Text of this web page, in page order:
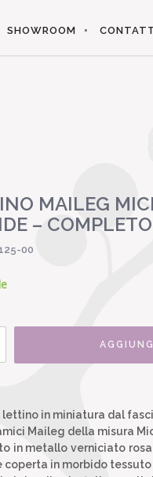
SHOWROOM
MAILEG
–
00
lettino in miniatura dal
Maileg della misura
in metallo verniciato
coperta in morbido